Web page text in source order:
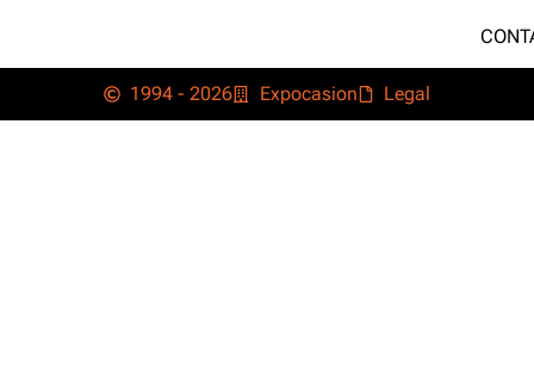
1994 - 2026 Expocasion Legal